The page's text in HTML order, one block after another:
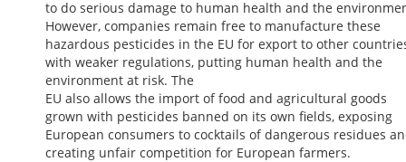
to do serious damage to human health and the
However, companies remain free to manufacture these
hazardous pesticides in the EU for export to other
with weaker regulations, putting human health and the
environment at risk. The
EU also allows the import of food and agricultural goods
grown with pesticides banned on its own fields, exposing
European consumers to cocktails of dangerous residues
creating unfair competition for European farmers.